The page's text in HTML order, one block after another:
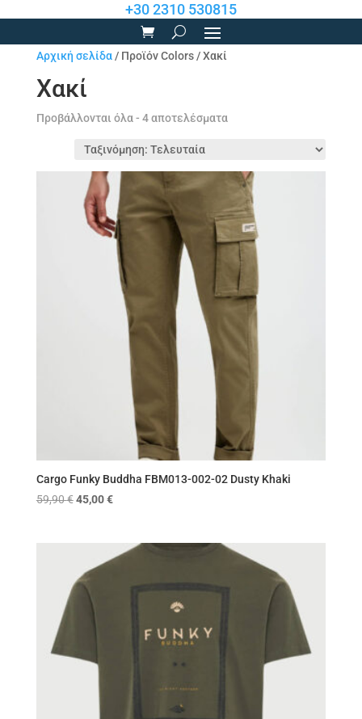
+30 2310 530815
Αρχική σελίδα/ Προϊόν Colors / Χακί
Χακί
Προβάλλονται όλα - 4 αποτελέσματαSorted
Cargo Funky Buddha FBM013-002-02 Dusty Khaki
59,90€ Original
59,90 €.
45,00€Η
είναι: